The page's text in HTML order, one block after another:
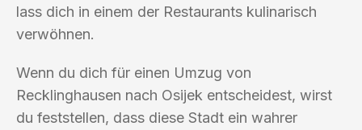
lass dich in einem der Restaurants kulinarisch
verwöhnen.
Wenn du dich für einen Umzug von
Recklinghausen nach Osijek entscheidest, wirst
du feststellen, dass diese Stadt ein wahrer